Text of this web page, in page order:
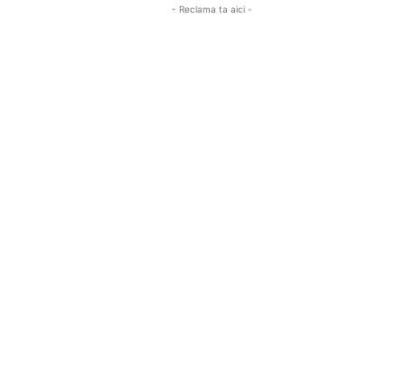
- Reclama ta aici -